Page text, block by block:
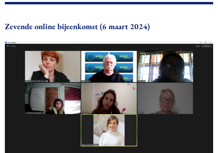
Zevende online bijeenkomst (6 maart 2024)